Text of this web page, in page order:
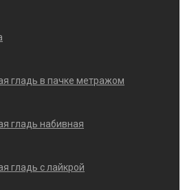
гладь в пачке метражом
гладь набивная
гладь с лайкрой